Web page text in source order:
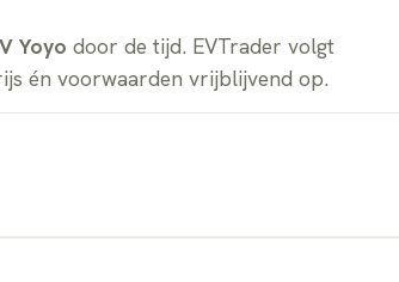
Yoyo door de tijd. EVTrader volgt
én voorwaarden vrijblijvend op.